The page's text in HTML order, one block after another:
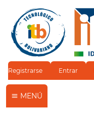
Registrarse Entrar
MENÚ